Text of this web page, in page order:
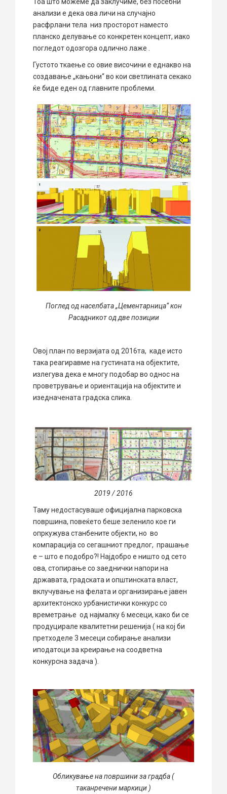
анализи е дека ова личи на случајно
расфрлани тела низ просторот наместо
планско делување со конкретен концепт, иако
погледот одозгора одлично лаже .
Густото ткаење со овие височини е еднакво на
создавање „кањони“ во кои светлината секако
ќе биде еден од главните проблеми.
Поглед од населбата „Цементарница“ кон
Расадникот од две позиции
Овој план по верзијата од 2016та, каде исто
така реагиравме на густината на објектите,
излегува дека е многу подобар во однос на
проветрување и ориентација на објектите и
изедначената градска слика.
2019 / 2016
Таму недостасуваше официјална парковска
површина, повеќето беше зеленило кое ги
опркужува станбените објекти, но во
компарација со сегашниот предлог, прашање
е – што е подобро?! Најдобро е ништо од сето
ова, стопирање со заеднички напори на
државата, градската и општинската власт,
вклучување на фелата и организирање јавен
архитектонско урбанистички конкурс со
времетрање од најмалку 6 месеци, како би се
продуцирале квалитетни решенија ( на кој би
претходеле 3 месеци собирање анализи
иподатоци за креирање на соодветна
конкурсна задача ).
Обликување на површини за градба (
таканречени маркици )